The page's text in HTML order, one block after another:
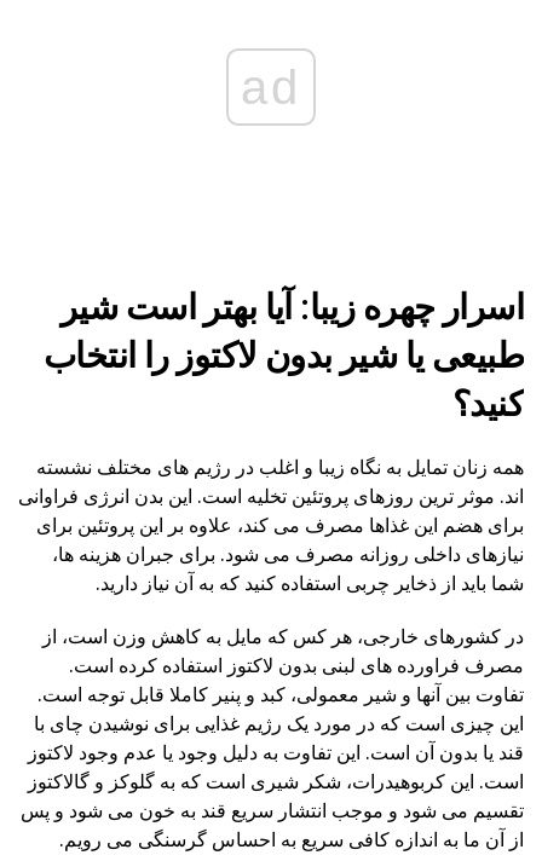
ad
اسرار چهره زیبا: آیا بهتر است شیر
طبیعی یا شیر بدون لاکتوز را انتخاب
کنید؟
همه زنان تمایل به نگاه زیبا و اغلب در رژیم های مختلف نشسته
اند. موثر ترین روزهای پروتئین تخلیه است. این بدن انرژی فراوانی
برای هضم این غذاها مصرف می کند، علاوه بر این پروتئین برای
نیازهای داخلی روزانه مصرف می شود. برای جبران هزینه ها،
شما باید از ذخایر چربی استفاده کنید که به آن نیاز دارید.
در کشورهای خارجی، هر کس که مایل به کاهش وزن است، از
مصرف فراورده های لبنی بدون لاکتوز استفاده کرده است.
تفاوت بین آنها و شیر معمولی، کبد و پنیر کاملا قابل توجه است.
این چیزی است که در مورد یک رژیم غذایی برای نوشیدن چای با
قند یا بدون آن است. این تفاوت به دلیل وجود یا عدم وجود لاکتوز
است. این کربوهیدرات، شکر شیری است که به گلوکز و گالاکتوز
تقسیم می شود و موجب انتشار سریع قند به خون می شود و پس
از آن ما به اندازه کافی سریع به احساس گرسنگی می رویم.